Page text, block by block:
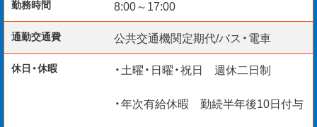
勤務時間 8:00～17:00
通勤交通費 公共交通機関定期代/バス・電車
休日・休暇
・土曜・日曜・祝日 週休二日制
・年次有給休暇 勤続半年後10日付与